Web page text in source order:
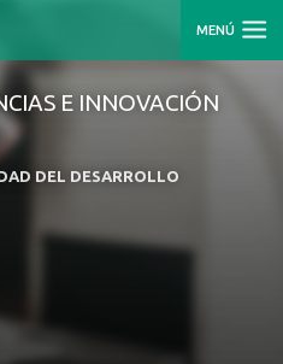
MENÚ
E INNOVACIÓN
DEL DESARROLLO